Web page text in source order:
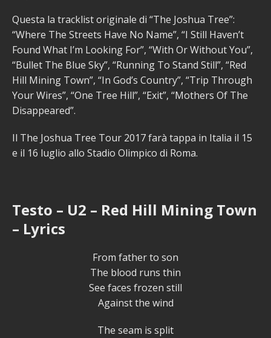
Questa la tracklist originale di “The Joshua Tree”:
“Where The Streets Have No Name”, “I Still Haven’t
Found What I’m Looking For”, “With Or Without You”,
“Bullet The Blue Sky”, “Running To Stand Still”, “Red
Hill Mining Town”, “In God’s Country”, “Trip Through
Your Wires”, “One Tree Hill”, “Exit”, “Mothers Of The
Disappeared”.
Il The Joshua Tree Tour 2017 farà tappa in Italia il 15
e il 16 luglio allo Stadio Olimpico di Roma.
Testo – U2 – Red Hill Mining Town
– Lyrics
From father to son
The blood runs thin
See faces frozen still
Against the wind
The seam is split